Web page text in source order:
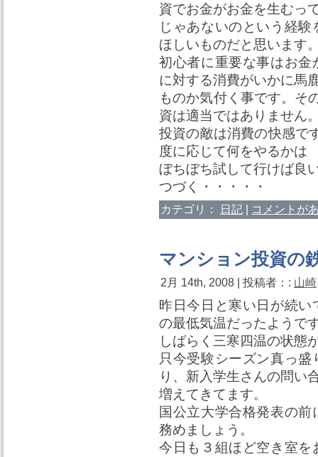
資でお金がお金を生むっ
じゃあないのという経
ほしいものだと思います
初心者に重要な事はお
に対する消費がいかに馬
ものか気付く事です。そ
資は適当ではありません
投資の敵は消費の快感で
度に応じて何をやるかは
ぼちぼち試して行けば良
つづく・・・・・
カテゴリ： 日記 | コメントが
マンション投資の
2月 14th, 2008 | 投稿者：: 山崎
昨日今日と寒い日が続
の最低気温だったようで
しばらく三寒四温の状態
只今受験シーズン真っ
り、新入学生さんの問い
増えてきてます。
国公立大学合格発表の
務めましょう。
今日も３組ほど空き室